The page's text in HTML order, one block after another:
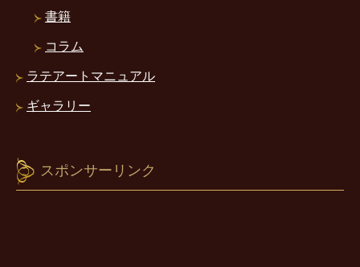
書籍
コラム
ラテアートマニュアル
ギャラリー
スポンサーリンク